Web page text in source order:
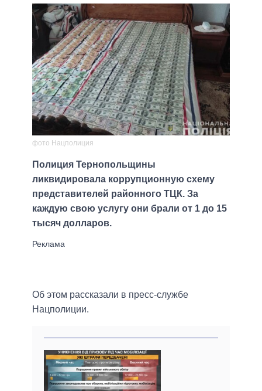
фото Нацполиция
Полиция Тернопольщины
ликвидировала коррупционную схему
представителей районного ТЦК. За
каждую свою услугу они брали от 1 до 15
тысяч долларов.
Об этом рассказали в пресс-службе
Нацполиции.